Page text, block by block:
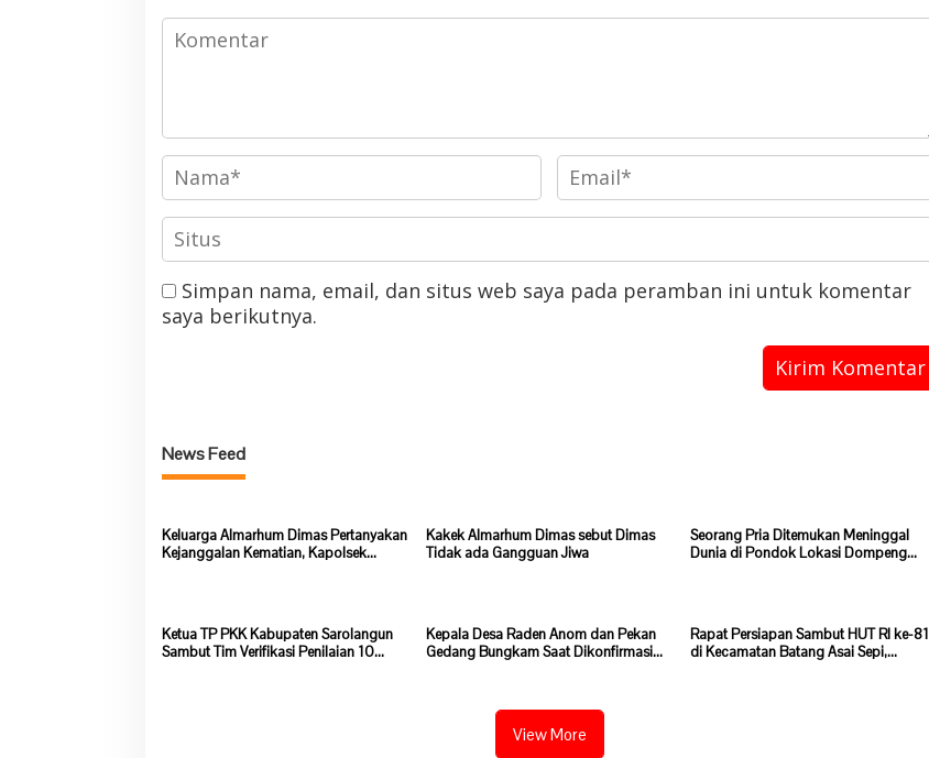
Simpan nama, email, dan situs web saya pada peramban ini untuk komentar
saya berikutnya.
News Feed
Keluarga Almarhum Dimas Pertanyakan
Kejanggalan Kematian, Kapolsek
Kakek Almarhum Dimas sebut Dimas
Tidak ada Gangguan Jiwa
Seorang Pria Ditemukan Meninggal
Dunia di Pondok Lokasi Dompeng
Ketua TP PKK Kabupaten Sarolangun
Sambut Tim Verifikasi Penilaian 10
Kepala Desa Raden Anom dan Pekan
Gedang Bungkam Saat Dikonfirmasi
Rapat Persiapan Sambut HUT RI ke-81
di Kecamatan Batang Asai Sepi,
View More